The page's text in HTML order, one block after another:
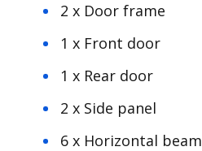
2 x Door frame
1 x Front door
1 x Rear door
2 x Side panel
6 x Horizontal beam